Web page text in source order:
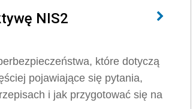
NIS2
które dotyczą
pojawiające się pytania,
i jak przygotować się na